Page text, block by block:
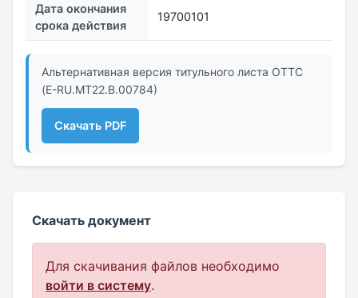
Дата окончания
срока действия
19700101
Альтернативная версия титульного листа ОТТС
(E-RU.MT22.В.00784)
Скачать PDF
Скачать документ
Для скачивания файлов необходимо
войти в систему.